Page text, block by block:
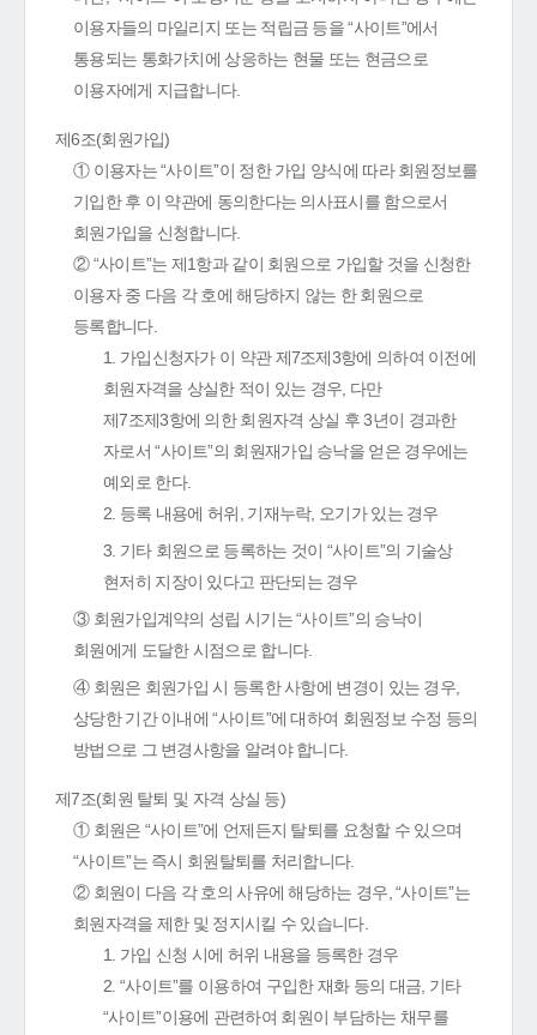
이용자들의 마일리지 또는 적립금 등을 “사이트”에서
통용되는 통화가치에 상응하는 현물 또는 현금으로
이용자에게 지급합니다.
제6조(회원가입)
① 이용자는 “사이트”이 정한 가입 양식에 따라 회원정보를
기입한 후 이 약관에 동의한다는 의사표시를 함으로서
회원가입을 신청합니다.
② “사이트”는 제1항과 같이 회원으로 가입할 것을 신청한
이용자 중 다음 각 호에 해당하지 않는 한 회원으로
등록합니다.
1. 가입신청자가 이 약관 제7조제3항에 의하여 이전에
회원자격을 상실한 적이 있는 경우, 다만
제7조제3항에 의한 회원자격 상실 후 3년이 경과한
자로서 “사이트”의 회원재가입 승낙을 얻은 경우에는
예외로 한다.
2. 등록 내용에 허위, 기재누락, 오기가 있는 경우
3. 기타 회원으로 등록하는 것이 “사이트”의 기술상
현저히 지장이 있다고 판단되는 경우
③ 회원가입계약의 성립 시기는 “사이트”의 승낙이
회원에게 도달한 시점으로 합니다.
④ 회원은 회원가입 시 등록한 사항에 변경이 있는 경우,
상당한 기간 이내에 “사이트”에 대하여 회원정보 수정 등의
방법으로 그 변경사항을 알려야 합니다.
제7조(회원 탈퇴 및 자격 상실 등)
① 회원은 “사이트”에 언제든지 탈퇴를 요청할 수 있으며
“사이트”는 즉시 회원탈퇴를 처리합니다.
② 회원이 다음 각 호의 사유에 해당하는 경우, “사이트”는
회원자격을 제한 및 정지시킬 수 있습니다.
1. 가입 신청 시에 허위 내용을 등록한 경우
2. “사이트”를 이용하여 구입한 재화 등의 대금, 기타
“사이트”이용에 관련하여 회원이 부담하는 채무를